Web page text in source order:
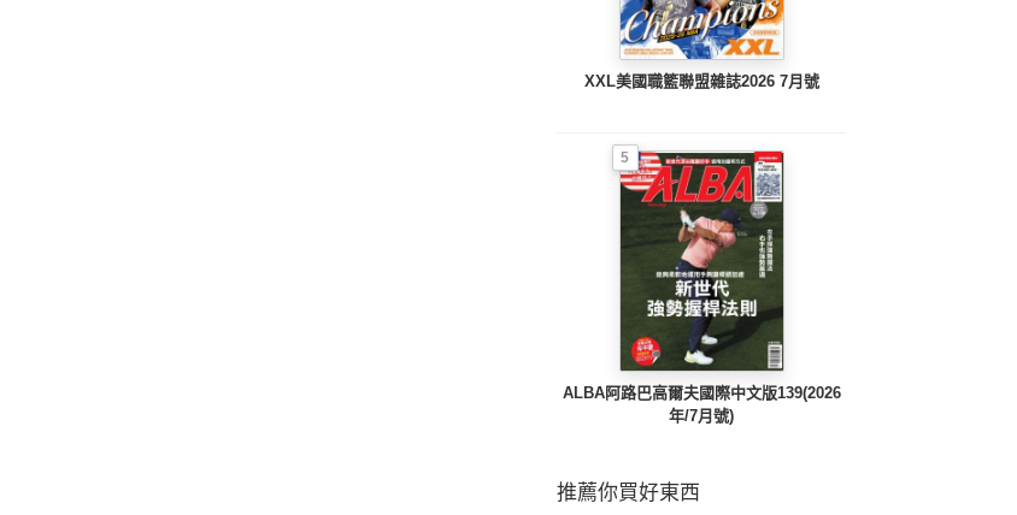
XXL美國職籃聯盟雜誌2026 7月號
5
ALBA阿路巴高爾夫國際中文版139(2026
年/7月號)
推薦你買好東西